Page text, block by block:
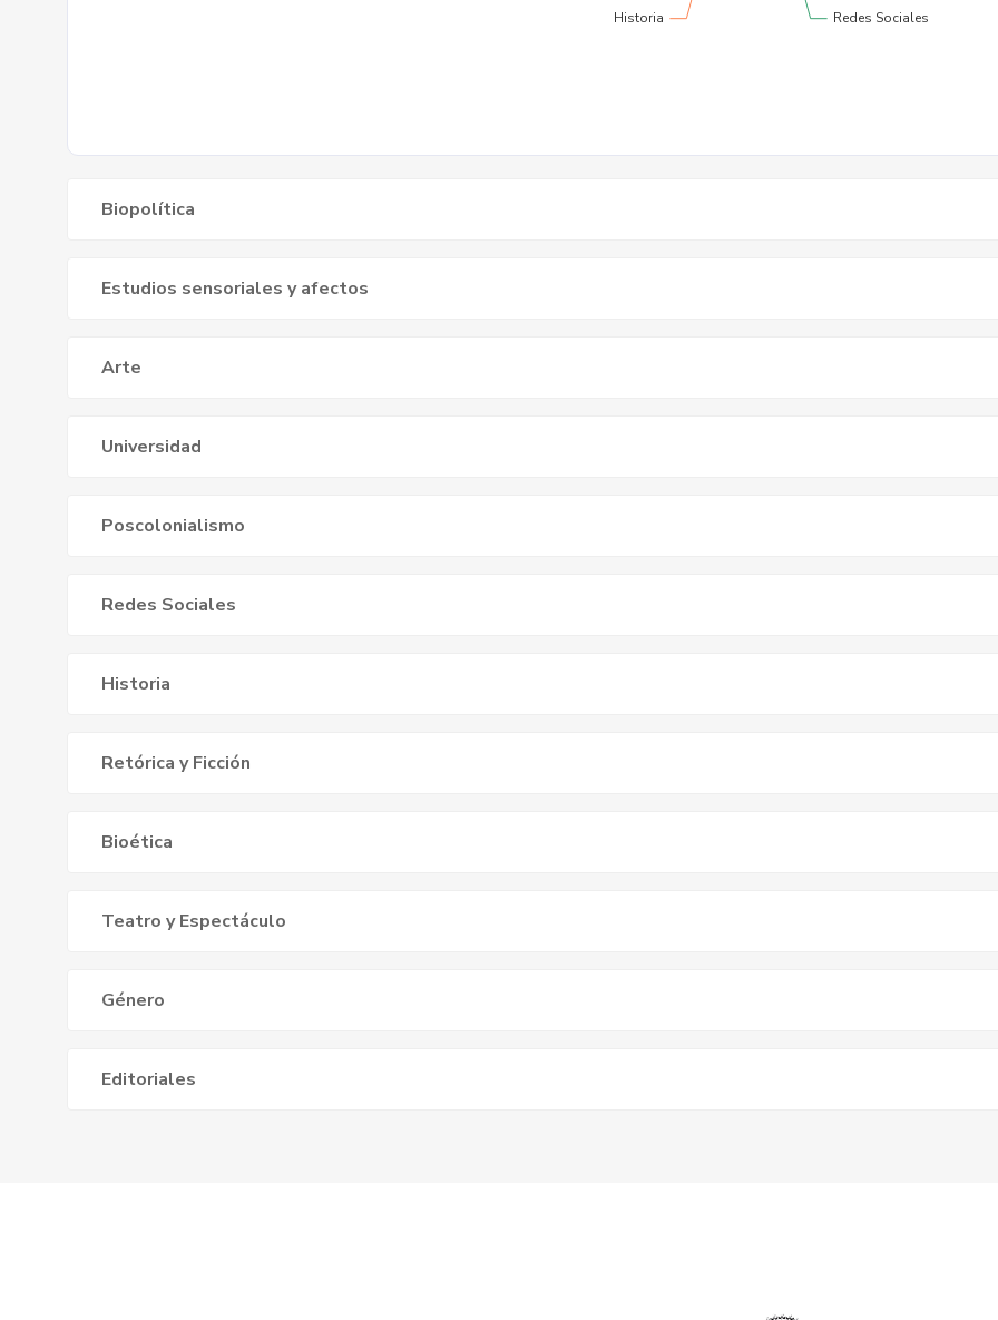
Biopolítica
Estudios sensoriales y afectos
Arte
Universidad
Poscolonialismo
Redes Sociales
Historia
Retórica y Ficción
Bioética
Teatro y Espectáculo
Género
Editoriales